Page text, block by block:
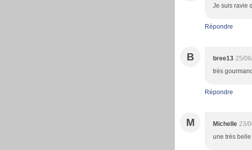
Je suis ravie
Répondre
B bree13 25/
très
Répondre
M Michelle 23/
une très